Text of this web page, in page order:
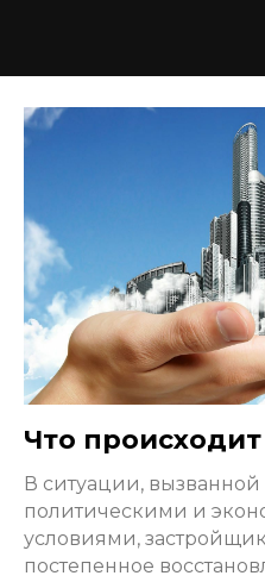
Что
В ситуации,
политическими и
условиями,
постепенное